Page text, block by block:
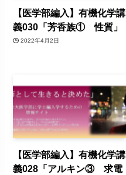
【医学部編入】有機化学講
義030「芳香族① 性質」
2022年4月2日
【医学部編入】有機化学講
義028「アルキン③ 求電